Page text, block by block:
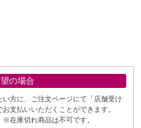
の場合
方に、ご注文ページにて「店舗受け
支払いいただくことができます。
在庫切れ商品は不可です。